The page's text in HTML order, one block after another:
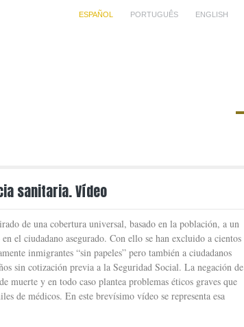
ESPAÑOL PORTUGUÊS ENGLISH
sanitaria. Vídeo
de una cobertura universal, basado en la población, a un
en el ciudadano asegurado. Con ello se han excluido a cientos
inmigrantes “sin papeles” pero también a ciudadanos
sin cotización previa a la Seguridad Social. La negación de
muerte y en todo caso plantea problemas éticos graves que
de médicos. En este brevísimo vídeo se representa esa